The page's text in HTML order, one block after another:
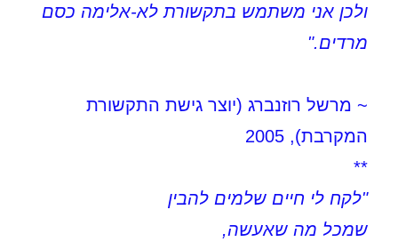
ולכן אני משתמש בתקשורת לא-אלימה כסם
מרדים."
~ מרשל רוזנברג (יוצר גישת התקשורת
המקרבת), 2005
**
"לקח לי חיים שלמים להבין
שמכל מה שאעשה,